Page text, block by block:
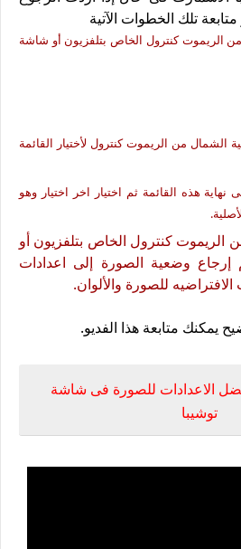
تلك الخطوات الآتية
الضغط على زر menu من الريموت كنترول الخاص بتلفزيون أو شاشة
من الريموت كنترول لأختيار القائمة
هذه القائمة ثم اختيار اخر اختيار وهو
كنترول الخاص بتلفزيون أو
وضعية الصورة إلى اعدادات
للصورة والألوان.
يمكنك متابعة هذا الفديو.
الاعدادات للصورة فى شاشة
توشيبا